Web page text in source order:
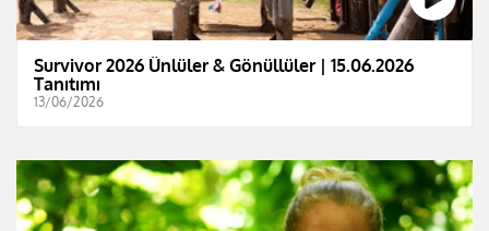
Survivor 2026 Ünlüler & Gönüllüler | 15.06.2026
Tanıtımı
13/06/2026